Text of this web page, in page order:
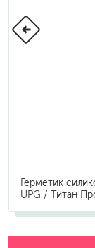
Герметик
UPG / Титан